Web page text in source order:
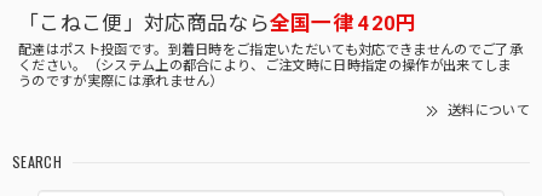
「こねこ便」対応商品なら全国一律 420円
配達はポスト投函です。到着日時をご指定いただいても対応できませんのでご了承
ください。（システム上の都合により、ご注文時に日時指定の操作が出来てしま
うのですが実際には承れません）
送料について
SEARCH